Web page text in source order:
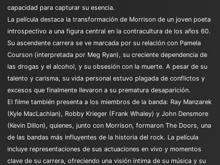
capacidad para capturar su esencia.
La película destaca la transformación de Morrison de un joven poeta
introspectivo a una figura central en la contracultura de los años 60.
Su ascendente carrera se ve marcada por su relación con Pamela
Courson (interpretada por Meg Ryan), su creciente dependencia de
las drogas y el alcohol, y su obsesión con la muerte. A pesar de su
talento y carisma, su vida personal estuvo plagada de conflictos y
excesos que finalmente llevaron a su prematura desaparición.
El filme también presenta a los miembros de la banda: Ray Manzarek
(Kyle MacLachlan), Robby Krieger (Frank Whaley) y John Densmore
(Kevin Dillon), quienes, junto con Morrison, formaron The Doors, una
de las bandas más influyentes de la historia del rock. La película
incluye representaciones de sus actuaciones en vivo y momentos
clave de su carrera, ofreciendo una visión íntima de su música y su